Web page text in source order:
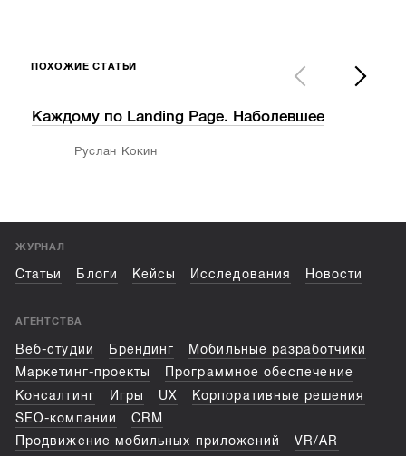
ПОХОЖИЕ СТАТЬИ
Каждому по Landing Page. Наболевшее
Руслан Кокин
ЖУРНАЛ
Статьи Блоги Кейсы Исследования Новости
АГЕНТСТВА
Веб-студии Брендинг
Мобильные разработчики
Маркетинг-проекты
Программное обеспечение
Консалтинг
Игры UX
Корпоративные решения
SEO-компании
CRM
Продвижение мобильных приложений
VR/AR